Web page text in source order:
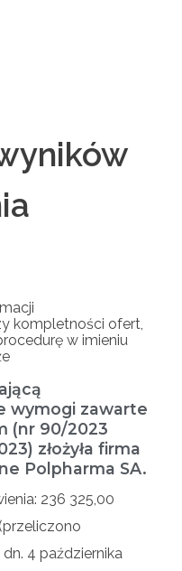
kompletności ofert,
w imieniu
wymogi zawarte
(nr 90/2023
złożyła firma
Polpharma SA.
236 325,00
4 października